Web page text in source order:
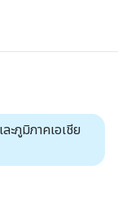
ภูมิภาคเอเชีย